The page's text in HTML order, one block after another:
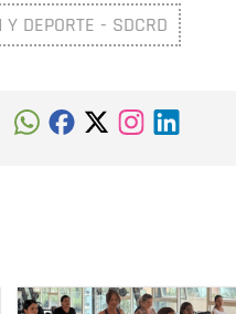
DEPORTE - SDCRD